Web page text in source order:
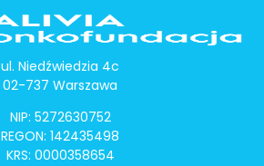
ul. Niedźwiedzia 4c
02-737 Warszawa
NIP: 5272630752
REGON: 142435498
KRS: 0000358654